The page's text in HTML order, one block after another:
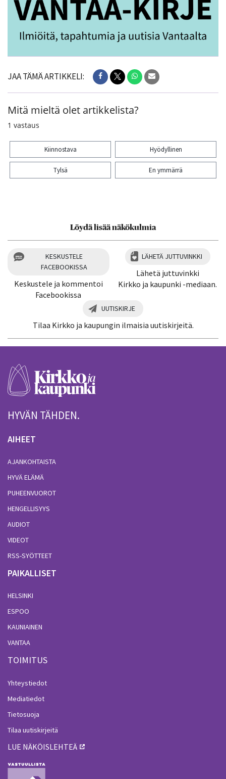
JAA TÄMÄ ARTIKKELI:
Mitä mieltä olet artikkelista?
1 vastaus
Kiinnostava Hyödyllinen
Tylsä En ymmärrä
Löydä lisää näkökulmia
KESKUSTELE
FACEBOOKISSA
Keskustele ja kommentoi
Facebookissa
LÄHETÄ JUTTUVINKKI
Lähetä juttuvinkki
Kirkko ja kaupunki -mediaan.
UUTISKIRJE
Tilaa Kirkko ja kaupungin ilmaisia uutiskirjeitä.
HYVÄN TÄHDEN.
AIHEET
AJANKOHTAISTA
HYVÄ ELÄMÄ
PUHEENVUOROT
HENGELLISYYS
AUDIOT
VIDEOT
RSS-SYÖTTEET
PAIKALLISET
HELSINKI
ESPOO
KAUNIAINEN
VANTAA
TOIMITUS
Yhteystiedot
Mediatiedot
Tietosuoja
Tilaa uutiskirjeitä
LUE NÄKÖISLEHTEÄ